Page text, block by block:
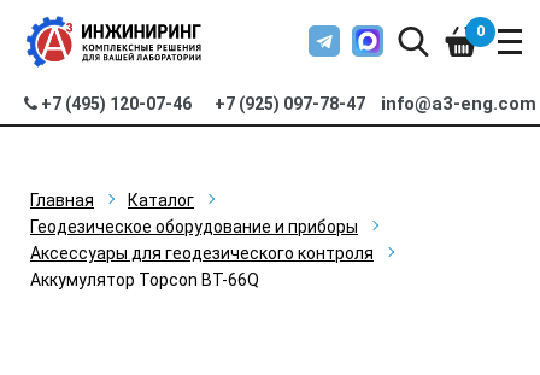
+7 (495) 120-07-46 +7 (925) 097-78-47 info@a3-eng.com
0
Главная
Каталог
Геодезическое оборудование и приборы
Аксессуары для геодезического контроля
Аккумулятор Topcon BT-66Q